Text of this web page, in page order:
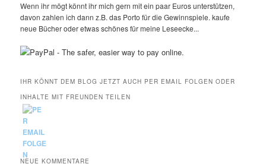
Wenn ihr mögt könnt ihr mich gern mit ein paar Euros unterstützen,
davon zahlen ich dann z.B. das Porto für die Gewinnspiele. kaufe
neue Bücher oder etwas schönes für meine Leseecke...
IHR KÖNNT DEM BLOG JETZT AUCH PER EMAIL FOLGEN ODER
INHALTE MIT FREUNDEN TEILEN
NEUE KOMMENTARE